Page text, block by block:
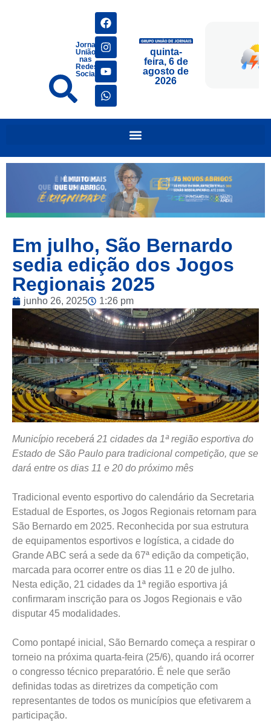
Jornais
União
nas
Redes
Sociais
quinta-
feira, 6 de
agosto de
2026
Em julho, São Bernardo
sedia edição dos Jogos
Regionais 2025
junho 26, 2025 1:26 pm
Município receberá 21 cidades da 1ª região esportiva do
Estado de São Paulo para tradicional competição, que se
dará entre os dias 11 e 20 do próximo mês
Tradicional evento esportivo do calendário da Secretaria
Estadual de Esportes, os Jogos Regionais retornam para
São Bernardo em 2025. Reconhecida por sua estrutura
de equipamentos esportivos e logística, a cidade do
Grande ABC será a sede da 67ª edição da competição,
marcada para ocorrer entre os dias 11 e 20 de julho.
Nesta edição, 21 cidades da 1ª região esportiva já
confirmaram inscrição para os Jogos Regionais e vão
disputar 45 modalidades.
Como pontapé inicial, São Bernardo começa a respirar o
torneio na próxima quarta-feira (25/6), quando irá ocorrer
o congresso técnico preparatório. É nele que serão
definidas todas as diretrizes da competição com
representantes de todos os municípios que efetivarem a
participação.